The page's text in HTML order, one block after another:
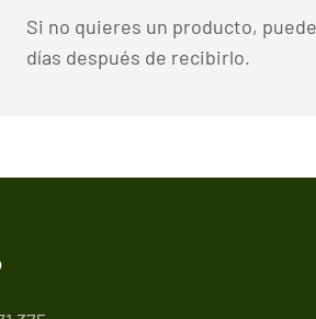
Si no quieres un producto,
días después de recibirlo.